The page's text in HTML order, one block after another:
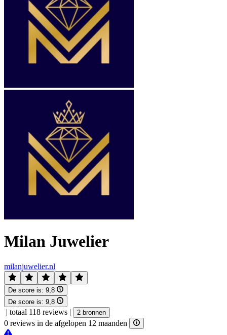
Milan Juwelier
milanjuwelier.nl
De score is: 9,8
De score is: 9,8
| totaal 118 reviews | 2 bronnen
0 reviews in de afgelopen 12 maanden